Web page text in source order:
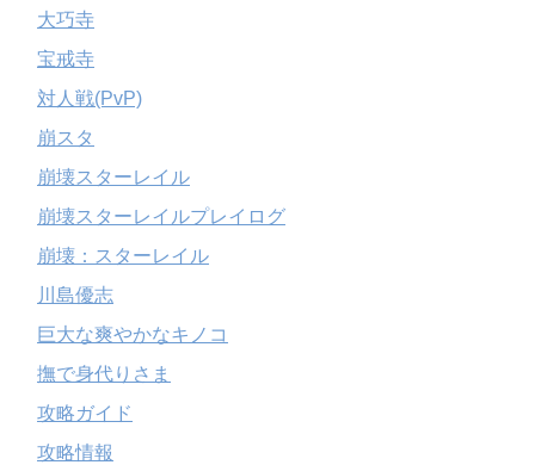
大巧寺
宝戒寺
対人戦(PvP)
崩スタ
崩壊スターレイル
崩壊スターレイルプレイログ
崩壊：スターレイル
川島優志
巨大な爽やかなキノコ
撫で身代りさま
攻略ガイド
攻略情報